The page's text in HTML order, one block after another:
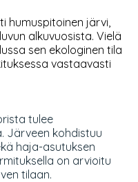
humuspitoinen järvi,
alkuvuosista. Vielä
sen ekologinen tila
vastaavasti
tulee
Järveen kohdistuu
haja-asutuksen
on arvioitu
tilaan.